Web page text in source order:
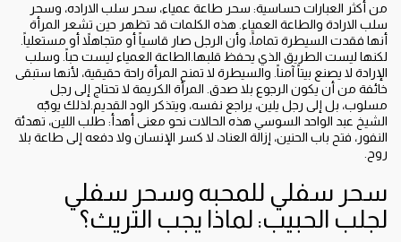
من أكثر العبارات حساسية: سحر طاعة عمياء، سحر سلب الاراده، وسحر
سلب الارادة والطاعة العمياء. هذه الكلمات قد تظهر حين تشعر المرأة
أنها فقدت السيطرة تماماً، وأن الرجل صار قاسياً أو متجاهلاً أو مستعلياً.
لكنها ليست الطريق الذي يحفظ قلبها.الطاعة العمياء ليست حباً. وسلب
الإرادة لا يصنع بيتاً آمناً. والسيطرة لا تمنح المرأة راحة حقيقية، لأنها ستبقى
خائفة من أن يكون الرجوع بلا صدق. المرأة الكريمة لا تحتاج إلى رجل
مسلوب، بل إلى رجل يلين، يراجع نفسه، ويتذكر الود القديم.لذلك يوجّه
الشيخ عبد الواحد السوسي هذه الحالات نحو معنى أهدأ: طلب اللين، تهدئة
النفور، فتح باب الحنين، إزالة العناد، لا كسر الإنسان ولا دفعه إلى طاعة بلا
روح.
سحر سفلي للمحبه وسحر سفلي
لجلب الحبيب: لماذا يجب التريث؟